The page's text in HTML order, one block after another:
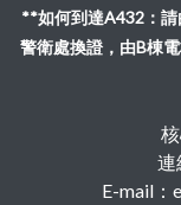
**如何到達A432：
警衛處換證，由B棟
連
E-mail：